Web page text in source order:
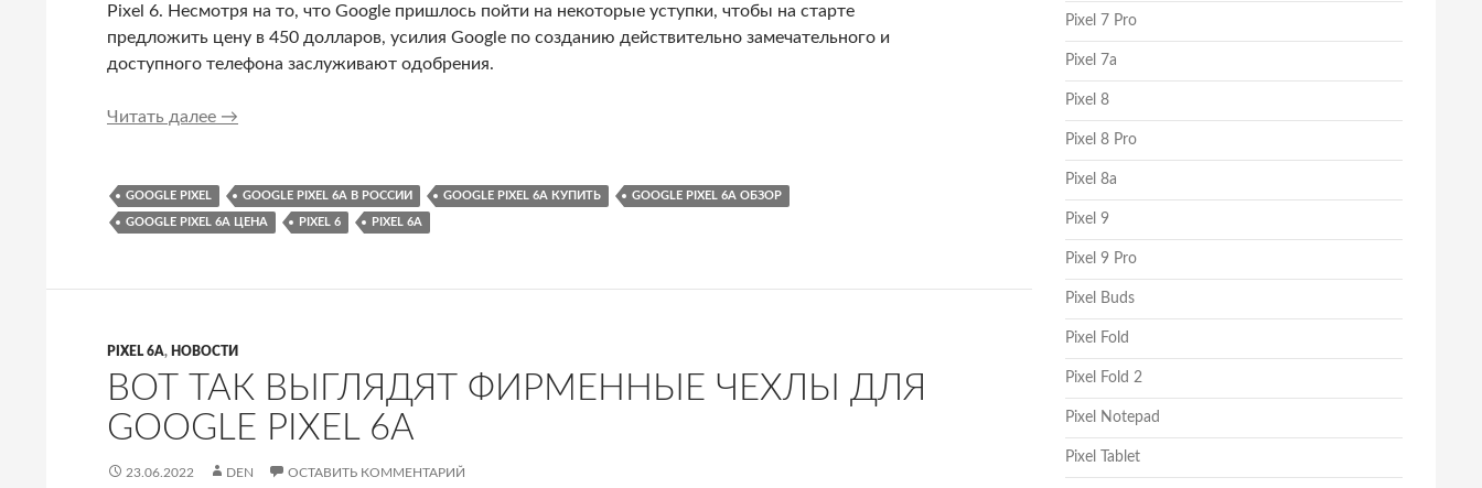
Pixel 6. Несмотря на то, что Google пришлось пойти на некоторые уступки, чтобы на старте
предложить цену в 450 долларов, усилия Google по созданию действительно замечательного и
доступного телефона заслуживают одобрения.
Читать далее Обзор Google Pixel 6a: лучший бюджетный пиксель!
→
GOOGLE PIXEL GOOGLE PIXEL 6A В РОССИИ GOOGLE PIXEL 6A КУПИТЬ GOOGLE PIXEL 6A ОБЗОР
GOOGLE PIXEL 6A ЦЕНА PIXEL 6 PIXEL 6A
PIXEL 6A, НОВОСТИ
ВОТ ТАК ВЫГЛЯДЯТ ФИРМЕННЫЕ ЧЕХЛЫ ДЛЯ
GOOGLE PIXEL 6A
23.06.2022 DEN ОСТАВИТЬ КОММЕНТАРИЙ
Pixel 7 Pro
Pixel 7a
Pixel 8
Pixel 8 Pro
Pixel 8a
Pixel 9
Pixel 9 Pro
Pixel Buds
Pixel Fold
Pixel Fold 2
Pixel Notepad
Pixel Tablet